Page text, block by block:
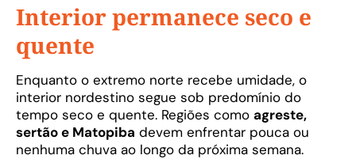
Interior permanece seco e
quente
Enquanto o extremo norte recebe umidade, o
interior nordestino segue sob predomínio do
tempo seco e quente. Regiões como agreste,
sertão e Matopiba devem enfrentar pouca ou
nenhuma chuva ao longo da próxima semana.